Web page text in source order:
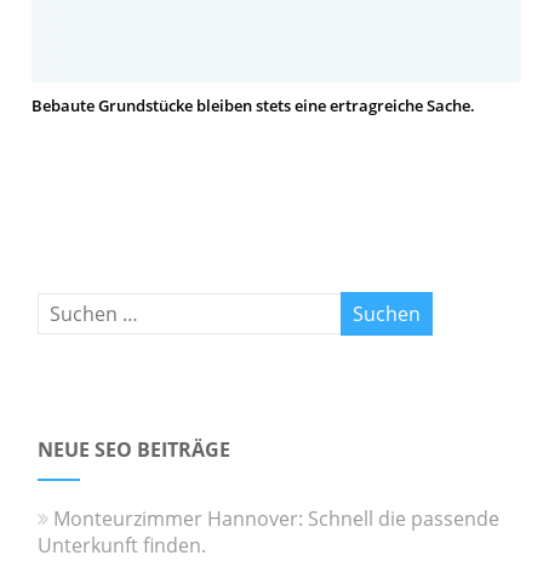
Bebaute Grundstücke bleiben stets eine ertragreiche Sache.
NEUE SEO BEITRÄGE
Monteurzimmer Hannover: Schnell die passende
Unterkunft finden.